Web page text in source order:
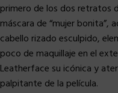
primero de los dos retratos
máscara de “mujer bonita”,
cabello rizado esculpido,
poco de maquillaje en el
Leatherface su icónica y
palpitante de la película.